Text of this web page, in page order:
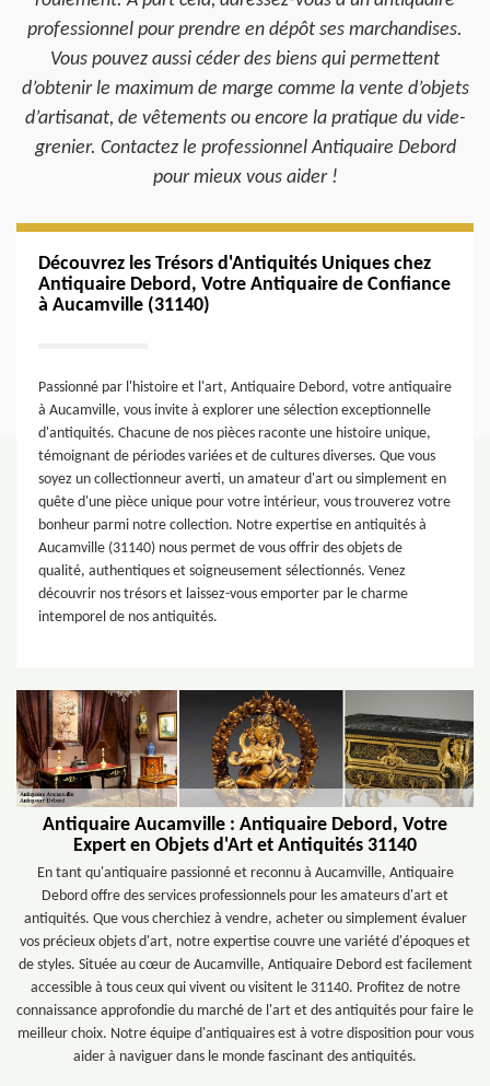
professionnel pour prendre en dépôt ses marchandises.
Vous pouvez aussi céder des biens qui permettent
d’obtenir le maximum de marge comme la vente d’objets
d’artisanat, de vêtements ou encore la pratique du vide-
grenier. Contactez le professionnel Antiquaire Debord
pour mieux vous aider !
Découvrez les Trésors d'Antiquités Uniques chez
Antiquaire Debord, Votre Antiquaire de Confiance
à Aucamville (31140)
Passionné par l'histoire et l'art, Antiquaire Debord, votre antiquaire
à Aucamville, vous invite à explorer une sélection exceptionnelle
d'antiquités. Chacune de nos pièces raconte une histoire unique,
témoignant de périodes variées et de cultures diverses. Que vous
soyez un collectionneur averti, un amateur d'art ou simplement en
quête d'une pièce unique pour votre intérieur, vous trouverez votre
bonheur parmi notre collection. Notre expertise en antiquités à
Aucamville (31140) nous permet de vous offrir des objets de
qualité, authentiques et soigneusement sélectionnés. Venez
découvrir nos trésors et laissez-vous emporter par le charme
intemporel de nos antiquités.
Antiquaire Aucamville : Antiquaire Debord, Votre
Expert en Objets d'Art et Antiquités 31140
En tant qu'antiquaire passionné et reconnu à Aucamville, Antiquaire
Debord offre des services professionnels pour les amateurs d'art et
antiquités. Que vous cherchiez à vendre, acheter ou simplement évaluer
vos précieux objets d'art, notre expertise couvre une variété d'époques et
de styles. Située au cœur de Aucamville, Antiquaire Debord est facilement
accessible à tous ceux qui vivent ou visitent le 31140. Profitez de notre
connaissance approfondie du marché de l'art et des antiquités pour faire le
meilleur choix. Notre équipe d'antiquaires est à votre disposition pour vous
aider à naviguer dans le monde fascinant des antiquités.